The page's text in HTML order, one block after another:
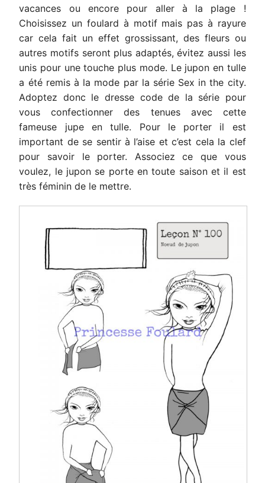
vacances ou encore pour aller à la plage !
Choisissez un foulard à motif mais pas à rayure
car cela fait un effet grossissant, des fleurs ou
autres motifs seront plus adaptés, évitez aussi les
unis pour une touche plus mode. Le jupon en tulle
a été remis à la mode par la série Sex in the city.
Adoptez donc le dresse code de la série pour
vous confectionner des tenues avec cette
fameuse jupe en tulle. Pour le porter il est
important de se sentir à l’aise et c’est cela la clef
pour savoir le porter. Associez ce que vous
voulez, le jupon se porte en toute saison et il est
très féminin de le mettre.